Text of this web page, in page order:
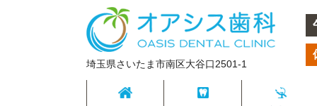
埼玉県さいたま市南区大谷口2501-1